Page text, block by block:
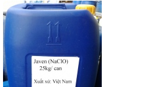
Add to
wishlist